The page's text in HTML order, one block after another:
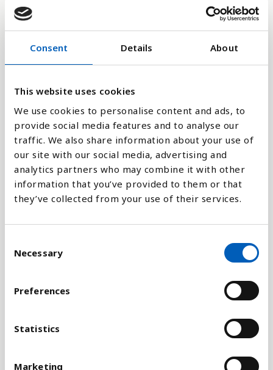
Consent Details About
This website uses cookies
We use cookies to personalise content and ads, to
provide social media features and to analyse our
traffic. We also share information about your use of
our site with our social media, advertising and
analytics partners who may combine it with other
information that you’ve provided to them or that
they’ve collected from your use of their services.
Necessary
Preferences
Statistics
Marketing
Sammenligne med:
Forklaring
Procentandelen af børn under 5 år, som er lavere
for alderen end de burde være. Hvor meget børn
vokser er internationalt anerkendt som en måde at
er Verdens Sundhedsorganisation, WHO, som har
forhold til alder som et resultat af kronisk eller
midlertidig fejlernæring.
Indikator 2.2.1 er del af FN's Verdensmål, delmål
hindre væksthæmning blandt børn. Dette er også